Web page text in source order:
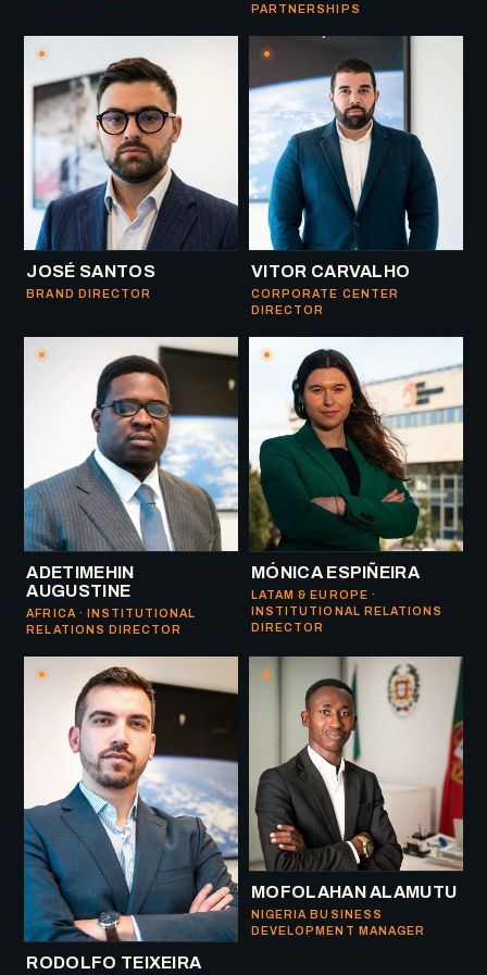
PARTNERSHIPS
JOSÉ SANTOS
BRAND DIRECTOR
VITOR CARVALHO
CORPORATE CENTER
DIRECTOR
ADETIMEHIN
AUGUSTINE
AFRICA · INSTITUTIONAL
RELATIONS DIRECTOR
MÓNICA ESPIÑEIRA
LATAM & EUROPE ·
INSTITUTIONAL RELATIONS
DIRECTOR
RODOLFO TEIXEIRA
MOFOLAHAN ALAMUTU
NIGERIA BUSINESS
DEVELOPMENT MANAGER